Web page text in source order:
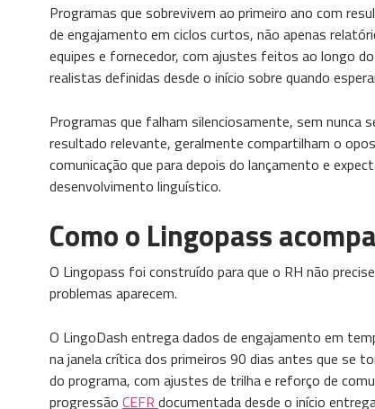
Programas que sobrevivem ao primeiro ano com
de engajamento em ciclos curtos, não apenas
equipes e fornecedor, com ajustes feitos ao longo
realistas definidas desde o início sobre quando
Programas que falham silenciosamente, sem nunca
resultado relevante, geralmente compartilham o
comunicação que para depois do lançamento e
desenvolvimento linguístico.
Como o Lingopass
O Lingopass foi construído para que o RH não
problemas aparecem.
O LingoDash entrega dados de engajamento em
na janela crítica dos primeiros 90 dias antes que se
do programa, com ajustes de trilha e reforço de
progressão CEFR documentada desde o início